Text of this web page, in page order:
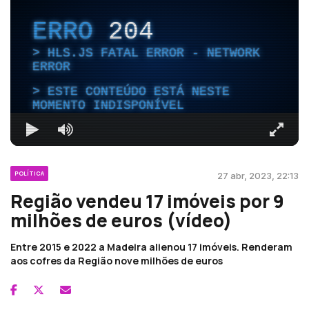
ERRO204
HLS.JS FATAL ERROR - NETWORK
ERROR
ESTE CONTEÚDO ESTÁ NESTE
MOMENTO INDISPONÍVEL
POLÍTICA 27 abr, 2023, 22:13
Região vendeu 17 imóveis por 9
milhões de euros (vídeo)
Entre 2015 e 2022 a Madeira alienou 17 imóveis. Renderam
aos cofres da Região nove milhões de euros